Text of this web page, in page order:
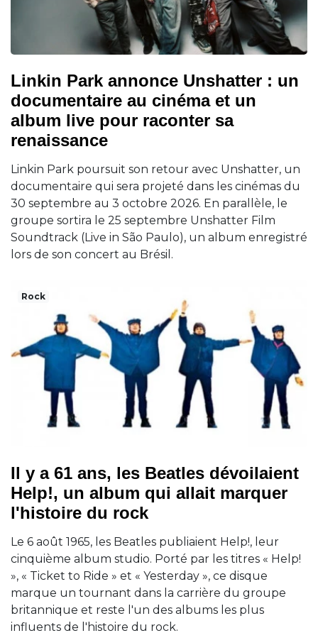
Linkin Park annonce Unshatter : un
documentaire au cinéma et un
album live pour raconter sa
renaissance
Linkin Park poursuit son retour avec Unshatter, un
documentaire qui sera projeté dans les cinémas du
30 septembre au 3 octobre 2026. En parallèle, le
groupe sortira le 25 septembre Unshatter Film
Soundtrack (Live in São Paulo), un album enregistré
lors de son concert au Brésil.
Rock
Il y a 61 ans, les Beatles dévoilaient
Help!, un album qui allait marquer
l'histoire du rock
Le 6 août 1965, les Beatles publiaient Help!, leur
cinquième album studio. Porté par les titres « Help!
», « Ticket to Ride » et « Yesterday », ce disque
marque un tournant dans la carrière du groupe
britannique et reste l'un des albums les plus
influents de l'histoire du rock.